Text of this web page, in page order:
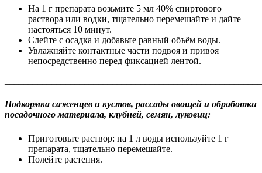
На 1 г препарата возьмите 5 мл 40% спиртового
раствора или водки, тщательно перемешайте и дайте
настояться 10 минут.
Слейте с осадка и добавьте равный объём воды.
Увлажняйте контактные части подвоя и привоя
непосредственно перед фиксацией лентой.
Подкормка саженцев и кустов, рассады овощей и обработки
посадочного материала, клубней, семян, луковиц:
Приготовьте раствор: на 1 л воды используйте 1 г
препарата, тщательно перемешайте.
Полейте растения.